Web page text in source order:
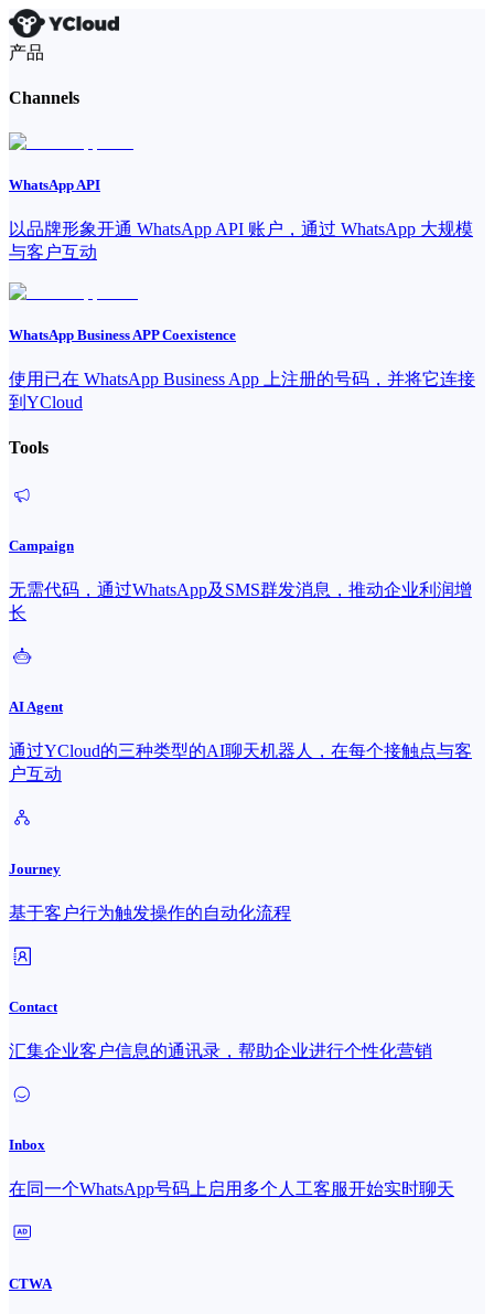
产品
Channels
WhatsApp API
以品牌形象开通 WhatsApp API 账户，通过 WhatsApp 大规模
与客户互动
WhatsApp Business APP Coexistence
使用已在 WhatsApp Business App 上注册的号码，并将它连接
到YCloud
Tools
Campaign
无需代码，通过WhatsApp及SMS群发消息，推动企业利润增
长
AI Agent
通过YCloud的三种类型的AI聊天机器人，在每个接触点与客
户互动
Journey
基于客户行为触发操作的自动化流程
Contact
汇集企业客户信息的通讯录，帮助企业进行个性化营销
Inbox
在同一个WhatsApp号码上启用多个人工客服开始实时聊天
CTWA